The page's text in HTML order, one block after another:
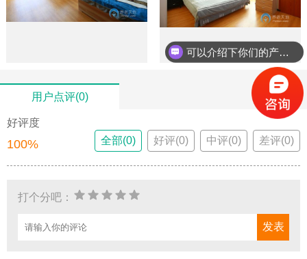
用户点评(0)
好评度
100% 全部(0) 好评(0) 中评(0) 差评(0)
打个分吧：
可以介绍下你们的产品么？